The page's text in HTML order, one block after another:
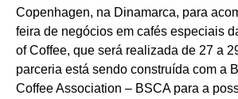
Copenhagen, na Dinamarca, para
feira de negócios em cafés especiais
of Coffee, que será realizada de 27 a
parceria está sendo construída com a
Coffee Association – BSCA para a